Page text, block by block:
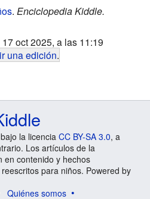
. Enciclopedia Kiddle.
oct 2025, a las 11:19
una edición.
la licencia CC BY-SA 3.0, a
Los artículos de la
en contenido y hechos
reescritos para niños. Powered by
Quiénes somos